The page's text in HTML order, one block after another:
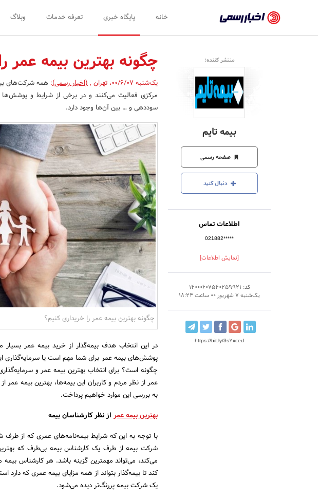
رسمی
-
اخبار
تایید
شده
شرکت‌ها،
سازمان‌ها
و
روابط
عمومی‌ها
خانه پایگاه خبری تعرفه خدمات وبلاگ
منتشر کننده:
بیمه تایم
صفحه رسمی
دنبال کنید
اطلاعات تماس
021882*****
[نمایش اطلاعات]
کد: 14000607540259921
یک‌شنبه 7 شهریور 00 ساعت 18:23
https://bit.ly/3sYxced
چگونه بهترین بیمه عمر
یک‌شنبه 00/6/07 ،تهران ,(اخبار رسمی): همه شرکت‌های
مرکزی فعالیت می‌کنند و در برخی از شرایط و
سوددهی و … بین آن‌ها وجود دارد.
چگونه بهترین بیمه عمر را خریداری کنیم؟
در این انتخاب هدف بیمه‌گذار از خرید بیمه عمر
پوشش‌­های بیمه عمر برای شما مهم است یا
چگونه است؟ برای انتخاب بهترین بیمه عمر و
عمر از نظر مردم و کاربران این بیمه‌ها، بهترین بیمه عمر
به بررسی این موارد خواهیم پرداخت.
بهترین بیمه عمر از نظر کارشناسان بیمه
با توجه به این که شرایط بیمه‌نامه‌های عمری که از
شرکت بیمه از طرف یک کارشناس بیمه بی‌طرف که بهترین
می‌کند، می‌تواند مهمترین گزینه باشد. هر کارشناس
کند تا بیمه‌گذار بتواند از همه مزایای بیمه عمری که دارد
یک شرکت بیمه پررنگ‌تر دیده می‌شود.